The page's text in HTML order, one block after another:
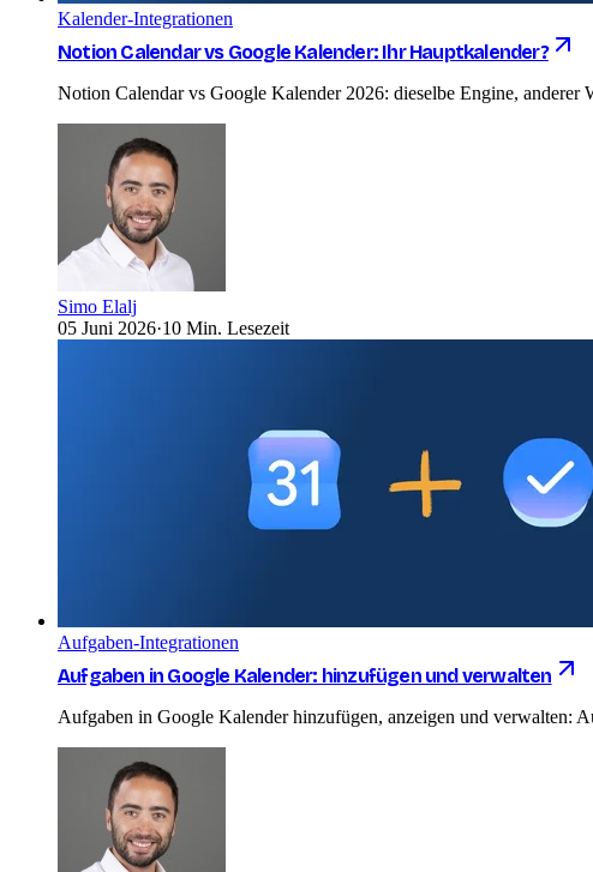
Kalender-Integrationen
Notion Calendar vs Google Kalender: Ihr Hauptkalender?
Notion Calendar vs Google Kalender 2026: dieselbe Engine,
Simo Elalj
05 Juni 2026·10 Min. Lesezeit
Aufgaben-Integrationen
Aufgaben in Google Kalender: hinzufügen und verwalten
Aufgaben in Google Kalender hinzufügen, anzeigen und verwalten: